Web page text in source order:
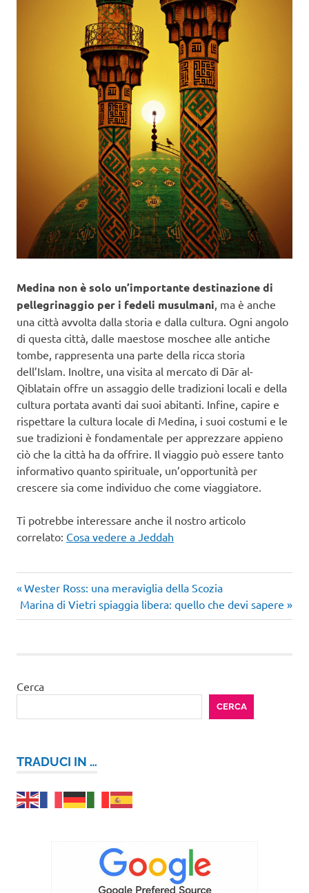
Medina non è solo un’importante destinazione di
pellegrinaggio per i fedeli musulmani , ma è anche
una città avvolta dalla storia e dalla cultura. Ogni angolo
di questa città, dalle maestose moschee alle antiche
tombe, rappresenta una parte della ricca storia
dell’Islam. Inoltre, una visita al mercato di Dār al-
Qiblatain offre un assaggio delle tradizioni locali e della
cultura portata avanti dai suoi abitanti. Infine, capire e
rispettare la cultura locale di Medina, i suoi costumi e le
sue tradizioni è fondamentale per apprezzare appieno
ciò che la città ha da offrire. Il viaggio può essere tanto
informativo quanto spirituale, un’opportunità per
crescere sia come individuo che come viaggiatore.
Ti potrebbe interessare anche il nostro articolo
correlato: Cosa vedere a Jeddah
Navigazione
articoli
Articolo
precedente:
Wester Ross: una meraviglia della Scozia
Articolo
successivo:
Marina di Vietri spiaggia libera: quello che devi sapere
Cerca
CERCA
TRADUCI IN …